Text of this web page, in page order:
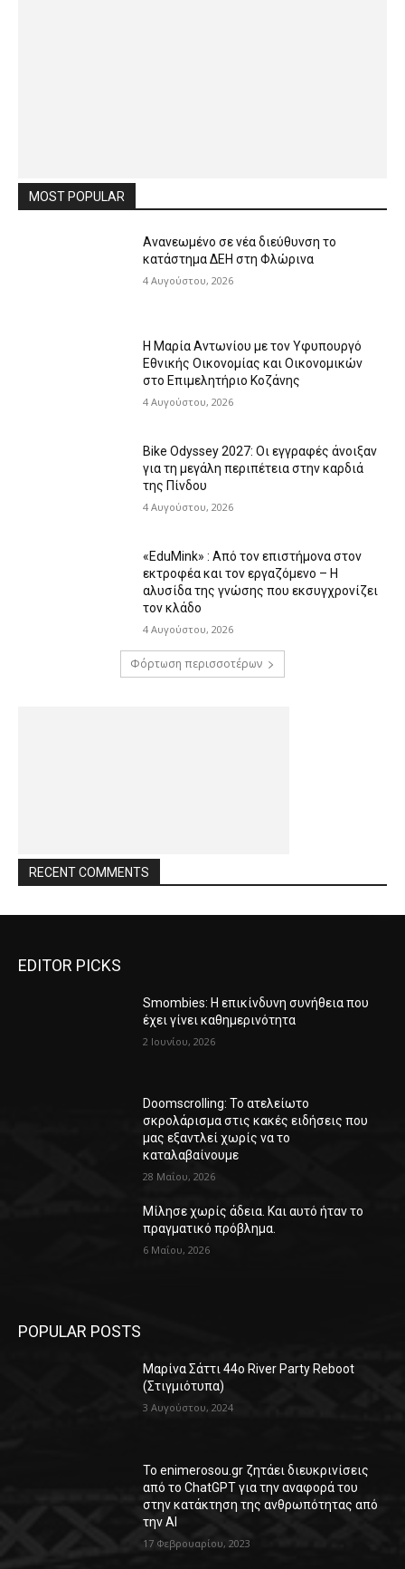
MOST POPULAR
Ανανεωμένο σε νέα διεύθυνση το
κατάστημα ΔΕΗ στη Φλώρινα
4 Αυγούστου, 2026
Η Μαρία Αντωνίου με τον Υφυπουργό
Εθνικής Οικονομίας και Οικονομικών
στο Επιμελητήριο Κοζάνης
4 Αυγούστου, 2026
Bike Odyssey 2027: Οι εγγραφές άνοιξαν
για τη μεγάλη περιπέτεια στην καρδιά
της Πίνδου
4 Αυγούστου, 2026
«EduMink» : Από τον επιστήμονα στον
εκτροφέα και τον εργαζόμενο – Η
αλυσίδα της γνώσης που εκσυγχρονίζει
τον κλάδο
4 Αυγούστου, 2026
Φόρτωση περισσοτέρων
RECENT COMMENTS
EDITOR PICKS
Smombies: Η επικίνδυνη συνήθεια που
έχει γίνει καθημερινότητα
2 Ιουνίου, 2026
Doomscrolling: Το ατελείωτο
σκρολάρισμα στις κακές ειδήσεις που
μας εξαντλεί χωρίς να το
καταλαβαίνουμε
28 Μαΐου, 2026
Μίλησε χωρίς άδεια. Και αυτό ήταν το
πραγματικό πρόβλημα.
6 Μαΐου, 2026
POPULAR POSTS
Μαρίνα Σάττι 44o River Party Reboot
(Στιγμιότυπα)
3 Αυγούστου, 2024
Το enimerosou.gr ζητάει διευκρινίσεις
από το ChatGPT για την αναφορά του
στην κατάκτηση της ανθρωπότητας από
την AI
17 Φεβρουαρίου, 2023